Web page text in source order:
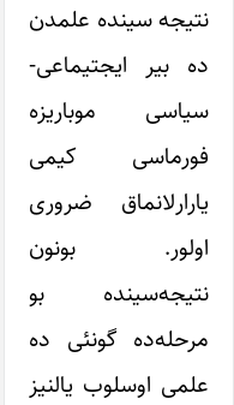
نتیجه سینده علمدن
ده بیر ایجتیماعی-
سیاسی موباریزه
فورماسی کیمی
یارارلانماق ضروری
اولور. بونون
نتیجه‌سینده بو
مرحله‌ده گونئی ده
علمی اوسلوب یالنیز